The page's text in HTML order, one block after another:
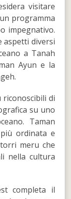
visitare
programma
impegnativo.
aspetti diversi
a Tanah
Ayun e la
di
su uno
Taman
ordinata e
meru che
nella cultura
completa il